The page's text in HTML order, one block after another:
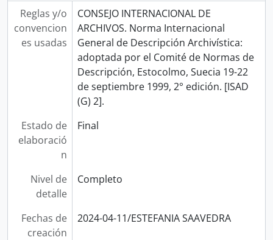
Reglas y/o
convencion
es usadas
CONSEJO INTERNACIONAL DE
ARCHIVOS. Norma Internacional
General de Descripción Archivística:
adoptada por el Comité de Normas de
Descripción, Estocolmo, Suecia 19-22
de septiembre 1999, 2° edición. [ISAD
(G) 2].
Estado de
elaboració
n
Final
Nivel de
detalle
Completo
Fechas de
creación
2024-04-11/ESTEFANIA SAAVEDRA